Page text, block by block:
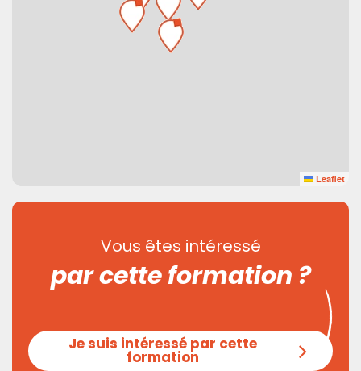
Leaflet
Vous êtes intéressé
par cette formation ?
Je suis intéressé par cette
formation